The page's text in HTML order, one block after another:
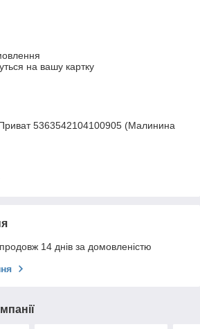
на вашу картку
5363542104100905 (Малинина
14 днів за домовленістю